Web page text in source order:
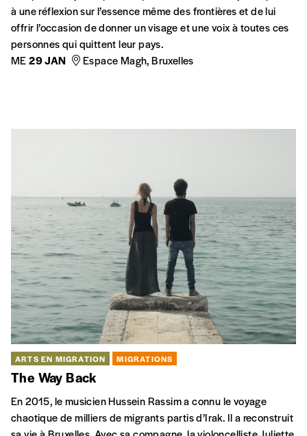
une catégorie juridique homogénéisante : les “étrangers”.
MIGRATIONS
Raconte-moi la fin
Dans son travail d’interprète, Valeria Luiselli a accompagné
des dizaines d’enfants non accompagnés devant les juges
qui vont décidé de leur sort. L’autrice raconte ces parcours
chaotiques et cabossés.